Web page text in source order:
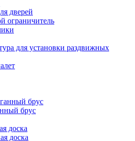
дверей
ограничитель
для установки раздвижных
брус
брус
доска
доска